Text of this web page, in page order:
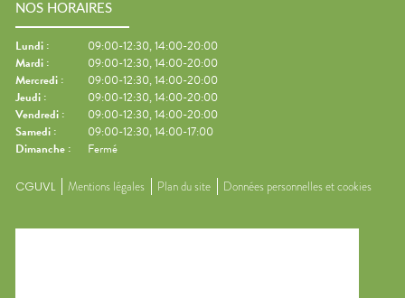
NOS HORAIRES
Lundi :
09:00-12:30, 14:00-20:00
Mardi :
09:00-12:30, 14:00-20:00
Mercredi :
09:00-12:30, 14:00-20:00
Jeudi :
09:00-12:30, 14:00-20:00
Vendredi :
09:00-12:30, 14:00-20:00
Samedi :
09:00-12:30, 14:00-17:00
Dimanche : Fermé
CGUVL Mentions légales Plan du site Données personnelles et cookies